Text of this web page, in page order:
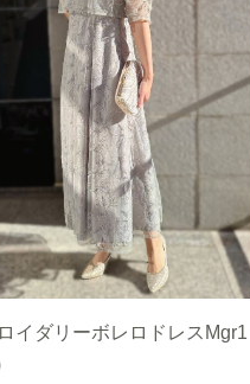
イダリーボレロドレスMgr1